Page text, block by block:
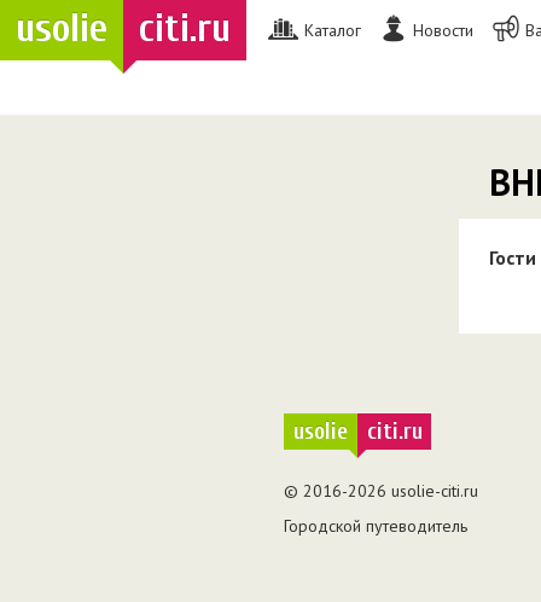
usolie citi.ru Каталог Новости
Гости
usolie citi.ru
© 2016-2026 usolie-citi.ru
Городской путеводитель